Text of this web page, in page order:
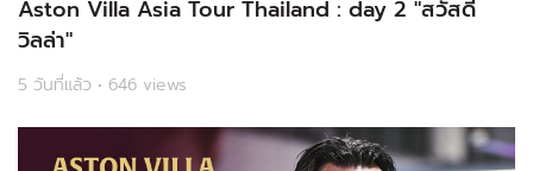
Aston Villa Asia Tour Thailand : day 2 "สวัสดี
วิลล่า"
5 วันที่แล้ว • 646 views